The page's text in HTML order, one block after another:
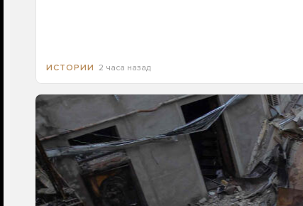
ИСТОРИИ 2 часа назад